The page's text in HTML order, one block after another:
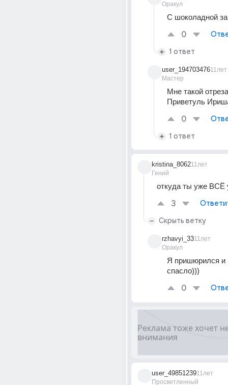
Оракул
С шоколадной
0
1 ответ
user_194703476
Мастер
11лет
Мне такой
Приветуль
0
1 ответ
kristina_8062
Гений
11лет
откуда ты уже ВСЁ
3
Скрыть ветку
rzhavyi_33
Оракул
11лет
Я пришюрился и
спасло)))
0
user_49851239
Просветленный
11лет